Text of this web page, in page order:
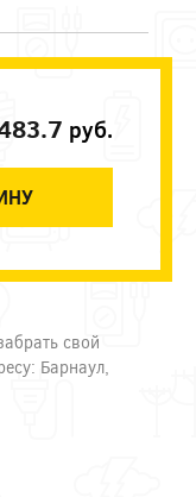
руб.
свой
Барнаул,